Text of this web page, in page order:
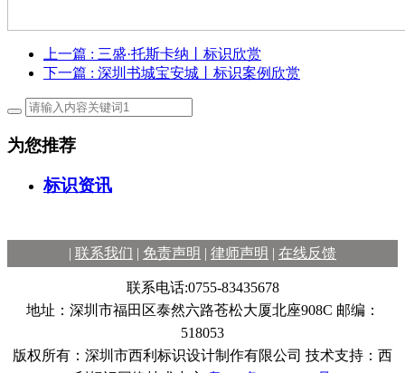
上一篇 : 三盛·托斯卡纳丨标识欣赏
下一篇 : 深圳书城宝安城丨标识案例欣赏
为您推荐
标识资讯
| 联系我们 | 免责声明 | 律师声明 | 在线反馈
联系电话:0755-83435678
地址：深圳市福田区泰然六路苍松大厦北座908C 邮编：
518053
版权所有：深圳市西利标识设计制作有限公司 技术支持：西